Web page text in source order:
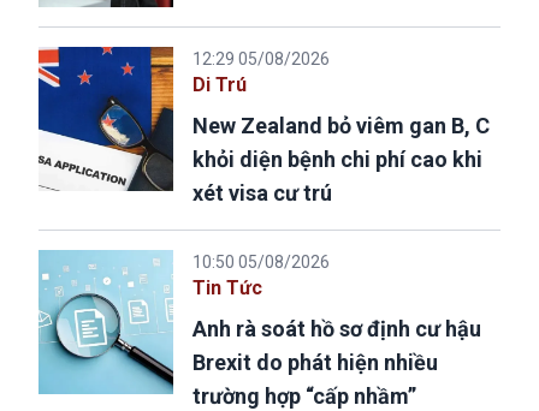
12:29 05/08/2026
Di Trú
New Zealand bỏ viêm gan B, C
khỏi diện bệnh chi phí cao khi
xét visa cư trú
10:50 05/08/2026
Tin Tức
Anh rà soát hồ sơ định cư hậu
Brexit do phát hiện nhiều
trường hợp “cấp nhầm”